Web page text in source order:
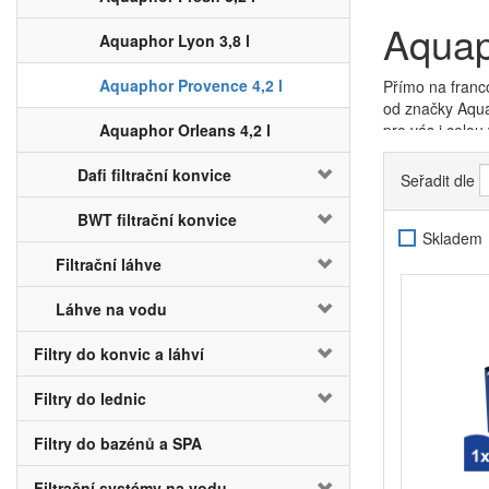
Aquaphor Lyon 3,8 l
Aquaphor Provence 4,2 l
Aquaphor Orleans 4,2 l
Dafi filtrační konvice
BWT filtrační konvice
Filtrační láhve
Láhve na vodu
Filtry do konvic a láhví
Filtry do lednic
Filtry do bazénů a SPA
Přímo na
od značky
pro vás i
Provence v
o úpravu
po
Možná si
potřebuje
Aquaphor A5.
čistou vodu
vodního
například
konvici lze
doplněné o
Seřadit dle
Skladem